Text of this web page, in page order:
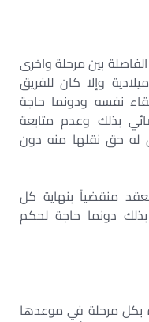
الفاصلة بين مرحلة واخرى
وإلا كان للفريق
نفسه ودونما حاجة
بذلك وعدم متابعة
له حق نقلها منه دون
منقضياً بنهاية كل
بذلك دونما حاجة لحكم
بكل مرحلة في موعدها